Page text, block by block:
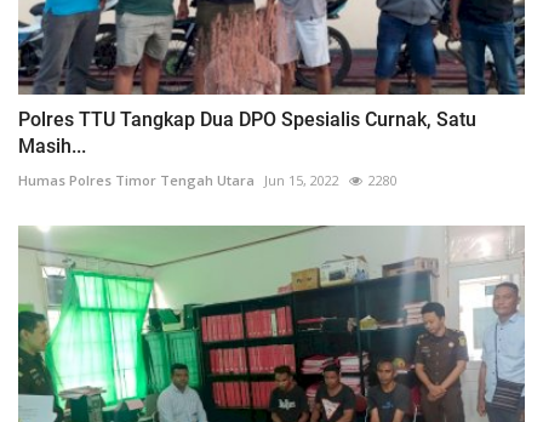
Polres TTU Tangkap Dua DPO Spesialis Curnak, Satu
Masih...
Humas Polres Timor Tengah Utara Jun 15, 2022 2280